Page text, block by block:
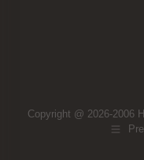
Copyright @ 2026-2006